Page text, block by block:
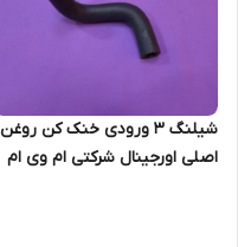
شیلنگ 3 ورودی خنک کن روغن
اصلی اورجینال شرکتی ام وی ام